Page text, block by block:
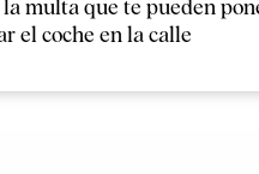
la multa que te pueden
el coche en la calle